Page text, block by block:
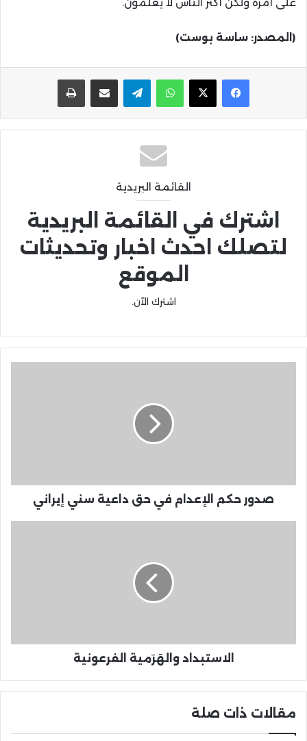
(المصدر: ساسة بوست)
واتساب تيلقرام مشاركة عبر البريد
القائمة البريدية
اشترك في القائمة البريدية
لتصلك احدث اخبار وتحديثات
الموقع
اشترك الآن.
صدور حكم الإعدام في حق داعية سني إيراني
الاستبداد والهَرَمية الفرعونية
مقالات ذات صلة